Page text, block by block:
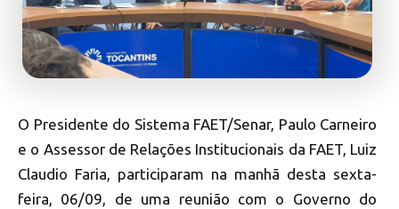
O Presidente do Sistema FAET/Senar, Paulo Carneiro
e o Assessor de Relações Institucionais da FAET, Luiz
Claudio Faria, participaram na manhã desta sexta-
feira, 06/09, de uma reunião com o Governo do